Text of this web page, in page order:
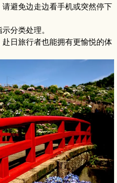
避免边走边看手机或突然停下
分类处理。
日旅行者也能拥有更愉悦的体